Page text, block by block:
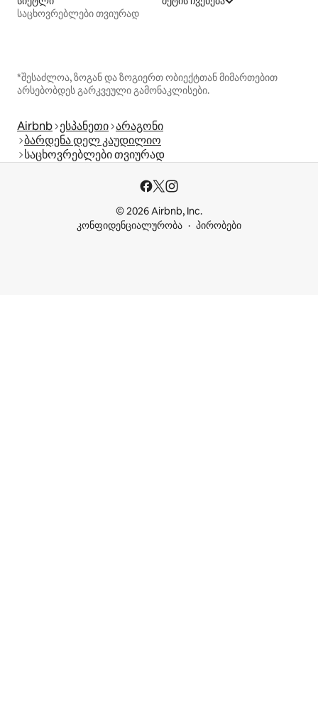
საცხოვრებლები თვიურად
*შესაძლოა, ზოგან და ზოგიერთ ობიექტთან მიმართებით
არსებობდეს გარკვეული გამონაკლისები.
Airbnb ესპანეთი არაგონი
ბარდენა დელ კაუდილიო
საცხოვრებლები თვიურად
© 2026 Airbnb, Inc.
კონფიდენციალურობა
პირობები